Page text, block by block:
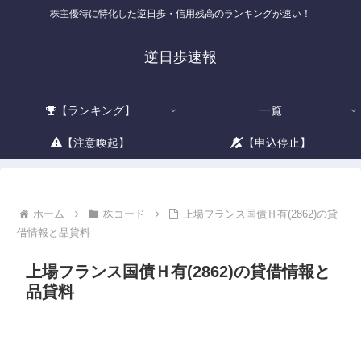
株主優待に特化した逆日歩・信用残高のランキングが速い！
逆日歩速報
【ランキング】 一覧
【注意喚起】 【申込停止】
ホーム 株コード
上場フランス国債Ｈ有(2862)の貸
借情報と品貸料
上場フランス国債Ｈ有(2862)の貸借情報と
品貸料